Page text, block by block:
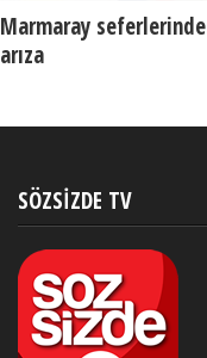
Marmaray seferlerinde
arıza
SÖZSIZDE TV